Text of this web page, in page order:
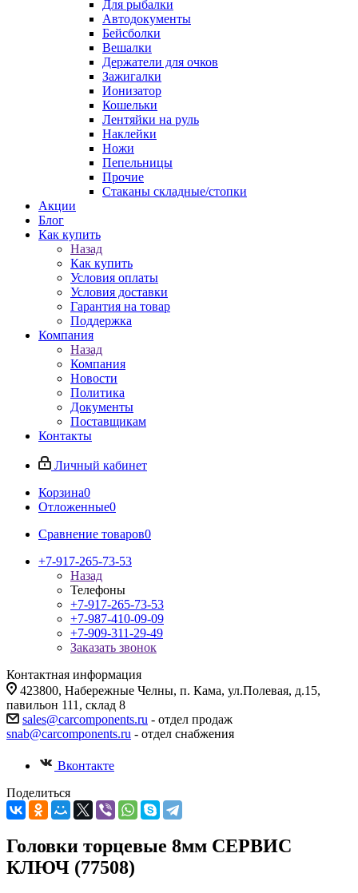
Для рыбалки
Автодокументы
Бейсболки
Вешалки
Держатели для очков
Зажигалки
Ионизатор
Кошельки
Лентяйки на руль
Наклейки
Ножи
Пепельницы
Прочие
Стаканы складные/стопки
Акции
Блог
Как купить
Назад
Как купить
Условия оплаты
Условия доставки
Гарантия на товар
Поддержка
Компания
Назад
Компания
Новости
Политика
Документы
Поставщикам
Контакты
Личный кабинет
Корзина0
Отложенные0
Сравнение товаров0
+7-917-265-73-53
Назад
Телефоны
+7-917-265-73-53
+7-987-410-09-09
+7-909-311-29-49
Заказать звонок
Контактная информация
423800, Набережные Челны, п. Кама, ул.Полевая, д.15,
павильон 111, склад 8
sales@carcomponents.ru - отдел продаж
snab@carcomponents.ru - отдел снабжения
Вконтакте
Поделиться
Головки торцевые 8мм СЕРВИС
КЛЮЧ (77508)